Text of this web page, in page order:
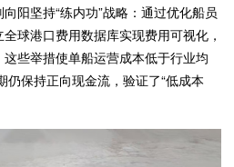
阳坚持“练内功”战略：通过优化船员
球港口费用数据库实现费用可视化，
些举措使单船运营成本低于行业均
保持正向现金流，验证了“低成本